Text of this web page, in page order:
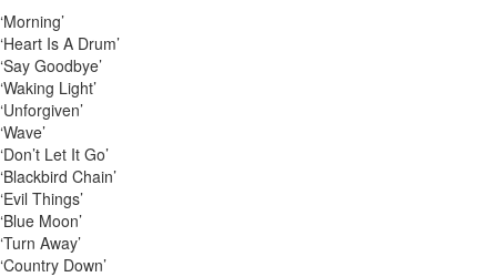
‘Morning’
‘Heart Is A Drum’
‘Say Goodbye’
‘Waking Light’
‘Unforgiven’
‘Wave’
‘Don’t Let It Go’
‘Blackbird Chain’
‘Evil Things’
‘Blue Moon’
‘Turn Away’
‘Country Down’